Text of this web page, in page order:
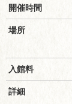
開催時間
場所
入館料
詳細